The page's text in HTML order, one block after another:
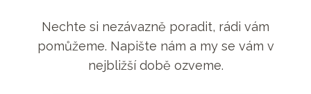
Nechte si nezávazně poradit, rádi vám
pomůžeme. Napište nám a my se vám v
nejbližší době ozveme.